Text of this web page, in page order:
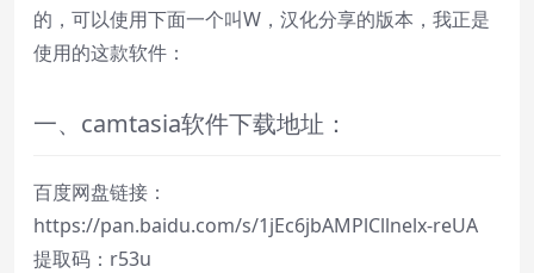
的，可以使用下面一个叫W，汉化分享的版本，我正是
使用的这款软件：
一、camtasia软件下载地址：
百度网盘链接：
https://pan.baidu.com/s/1jEc6jbAMPlCllnelx-reUA
提取码：r53u